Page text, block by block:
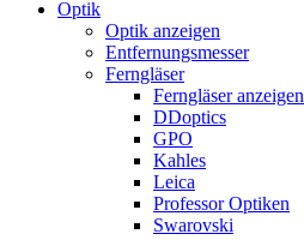
Optik
Optik anzeigen
Entfernungsmesser
Ferngläser
Ferngläser anzeigen
DDoptics
GPO
Kahles
Leica
Professor Optiken
Swarovski